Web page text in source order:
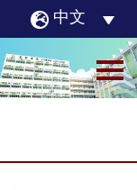
中文